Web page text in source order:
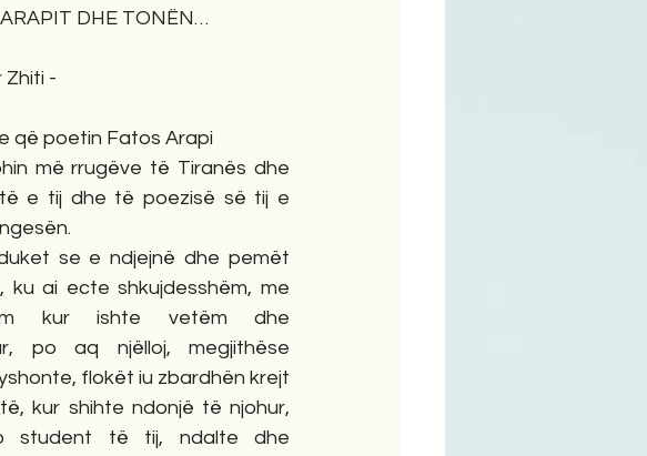
DHE TONËN…
Zhiti -
që poetin Fatos Arapi
e tij dhe të poezisë së tij e
ku ai ecte shkujdesshëm, me
kur ishte vetëm dhe
po aq njëlloj, megjithëse
flokët iu zbardhën krejt
kur shihte ndonjë të njohur,
student të tij, ndalte dhe